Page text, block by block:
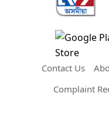
Contact Us
Complaint